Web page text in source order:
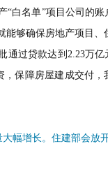
白名单”项目公司的
够确保房地产项目、
过贷款达到2.23万
保障房屋建成交付
幅增长。住建部会放